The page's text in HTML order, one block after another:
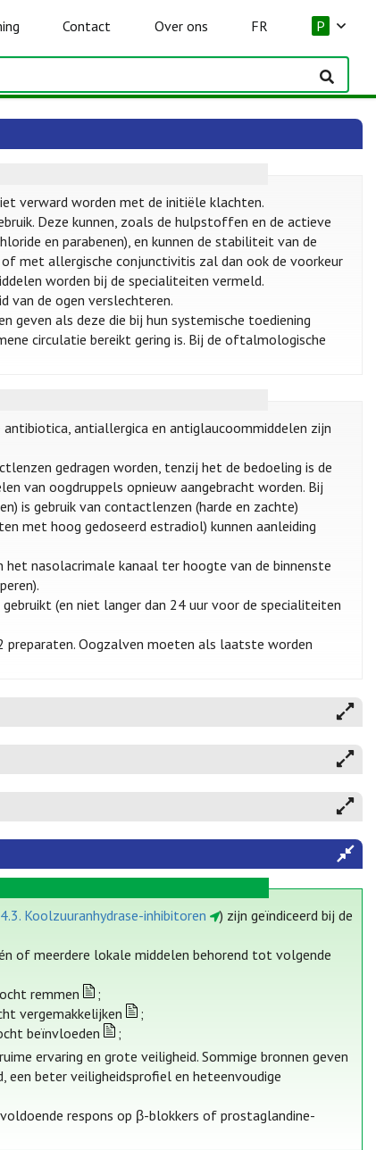
Contact Over ons FR P
verward worden met de initiële klachten.
Deze kunnen, zoals de hulpstoffen en de actieve
en parabenen), en kunnen de stabiliteit van de
met allergische conjunctivitis zal dan ook de voorkeur
worden bij de specialiteiten vermeld.
van de ogen verslechteren.
als deze die bij hun systemische toediening
circulatie bereikt gering is. Bij de oftalmologische
antiallergica en antiglaucoommiddelen zijn
gedragen worden, tenzij het de bedoeling is de
van oogdruppels opnieuw aangebracht worden. Bij
is gebruik van contactlenzen (harde en zachte)
met hoog gedoseerd estradiol) kunnen aanleiding
nasolacrimale kanaal ter hoogte van de binnenste
(en niet langer dan 24 uur voor de specialiteiten
preparaten. Oogzalven moeten als laatste worden
Koolzuuranhydrase-inhibitoren
) zijn geïndiceerd bij de
of meerdere lokale middelen behorend tot volgende
remmen
;
vergemakkelijken
;
beïnvloeden
;
ervaring en grote veiligheid. Sommige bronnen geven
een beter veiligheidsprofiel en heteenvoudige
respons op β-blokkers of prostaglandine-